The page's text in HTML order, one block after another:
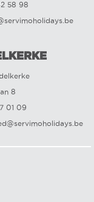
58 98
8
01 09